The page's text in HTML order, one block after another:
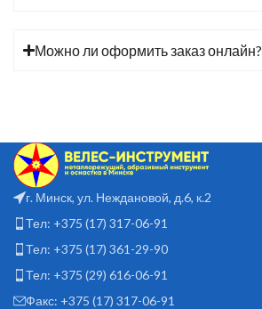
Можно ли оформить заказ онлайн?
г. Минск, ул. Неждановой, д.6, к.2
Тел: +375 (17) 317-06-91
Тел: +375 (17) 361-29-90
Тел: +375 (29) 616-06-91
Факс: +375 (17) 317-06-91